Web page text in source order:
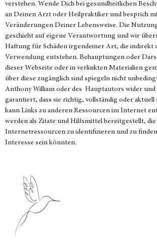
verstehen. Wende Dich bei gesundheitlichen
an Deinen Arzt oder Heilpraktiker und besprich
Veränderungen Deiner Lebensweise. Die
geschieht auf eigene Verantwortung und wir
Haftung für Schäden irgendeiner Art, die indirekt
Verwendung entstehen. Behauptungen oder
dieser Webseite oder in verlinkten Materialien
über diese zugänglich sind spiegeln nicht
Anthony William oder des Hauptautors wider und
garantiert, dass sie richtig, vollständig oder
kann Links zu anderen Ressourcen im Internet
werden als Zitate und Hilfsmittel bereitgestellt,
Internetressourcen zu identifizieren und zu
Interesse sein könnten.